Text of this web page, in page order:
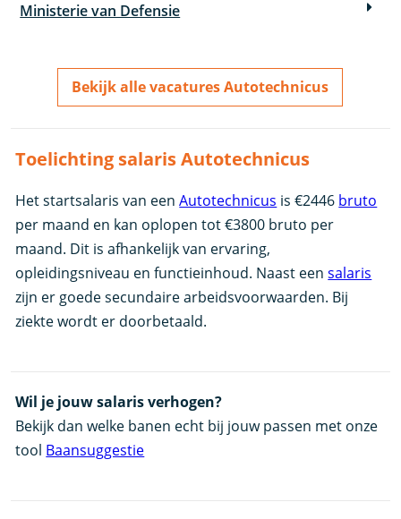
Ministerie van Defensie
Bekijk alle vacatures Autotechnicus
Toelichting salaris Autotechnicus
Het startsalaris van eenAutotechnicus is €2446 bruto
per maand en kan oplopen tot €3800 bruto per
maand. Dit is afhankelijk van ervaring,
opleidingsniveau en functieinhoud. Naast eensalaris
zijn er goede secundaire arbeidsvoorwaarden. Bij
ziekte wordt er doorbetaald.
Wil je jouw salaris verhogen?
Bekijk dan welke banen echt bij jouw passen met onze
tool Baansuggestie